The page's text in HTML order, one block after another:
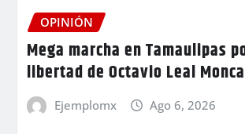
OPINIÓN
Mega marcha en Tamaulipas
libertad de Octavio Leal
Ejemplomx Ago 6, 2026